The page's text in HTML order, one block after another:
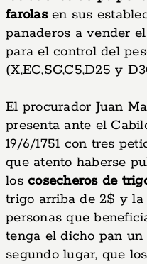
farolasen sus
panaderos a vender
para el control del
(X,EC,SG,C5,D25 y
El procurador Juan
presenta ante el
19/6/1751 con tres
que atento haberse
los cosecheros de
trigo arriba de 2$ y la
personas que
tenga el dicho pan un
segundo lugar, que los